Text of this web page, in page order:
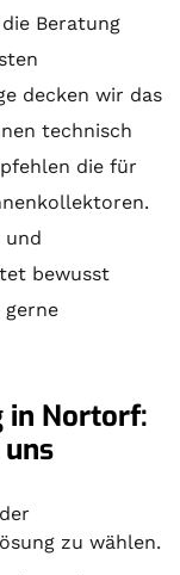
Beratung
decken wir das
technisch
die für
.
und
bewusst
gerne
in Nortorf:
zu wählen.